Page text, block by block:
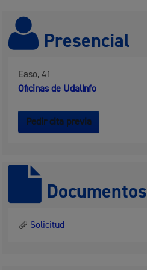
Presencial
Easo, 41
Oficinas de Udal!nfo
Pedir cita previa
Documentos
Solicitud